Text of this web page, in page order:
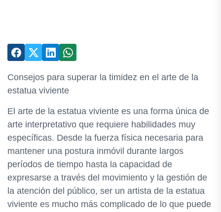
Consejos para superar la timidez en el arte de la
estatua viviente
El arte de la estatua viviente es una forma única de
arte interpretativo que requiere habilidades muy
específicas. Desde la fuerza física necesaria para
mantener una postura inmóvil durante largos
períodos de tiempo hasta la capacidad de
expresarse a través del movimiento y la gestión de
la atención del público, ser un artista de la estatua
viviente es mucho más complicado de lo que puede